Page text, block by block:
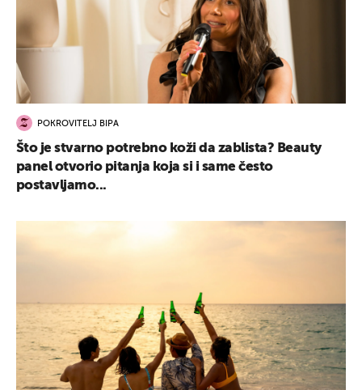
POKROVITELJ BIPA
Što je stvarno potrebno koži da zablista? Beauty
panel otvorio pitanja koja si i same često
postavljamo...